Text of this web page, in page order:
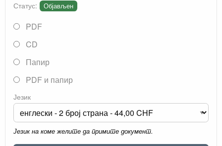
Статус: Објављен
PDF
CD
Папир
PDF и папир
Језик
Језик на коме желите да примите документ.